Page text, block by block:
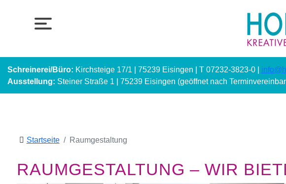
Schreinerei/Büro: Kirchsteige 17/1 | 75239 Eisingen | T 07232-3823-0 |
Ausstellung: Steiner Straße 1 | 75239 Eisingen (geöffnet nach
Startseite Raumgestaltung
RAUMGESTALTUNG – WIR